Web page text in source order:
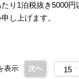
り1泊税抜き5000円
し上げます。
15
表示 次へ